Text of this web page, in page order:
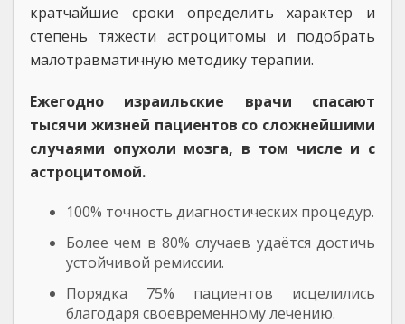
кратчайшие сроки определить характер и
степень тяжести астроцитомы и подобрать
малотравматичную методику терапии.
Ежегодно израильские врачи спасают
тысячи жизней пациентов со сложнейшими
случаями опухоли мозга, в том числе и с
астроцитомой.
100% точность диагностических процедур.
Более чем в 80% случаев удаётся достичь
устойчивой ремиссии.
Порядка 75% пациентов исцелились
благодаря своевременному лечению.